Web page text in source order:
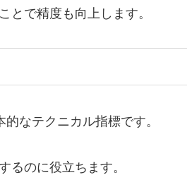
とで精度も向上します。
なテクニカル指標です。
るのに役立ちます。